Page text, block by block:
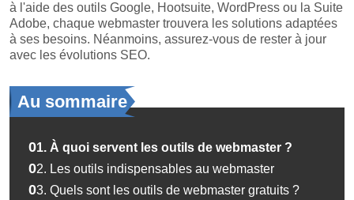
à l'aide des outils Google, Hootsuite, WordPress ou la Suite
Adobe, chaque webmaster trouvera les solutions adaptées
à ses besoins. Néanmoins, assurez-vous de rester à jour
avec les évolutions SEO.
Au sommaire
01. À quoi servent les outils de webmaster ?
02. Les outils indispensables au webmaster
03. Quels sont les outils de webmaster gratuits ?